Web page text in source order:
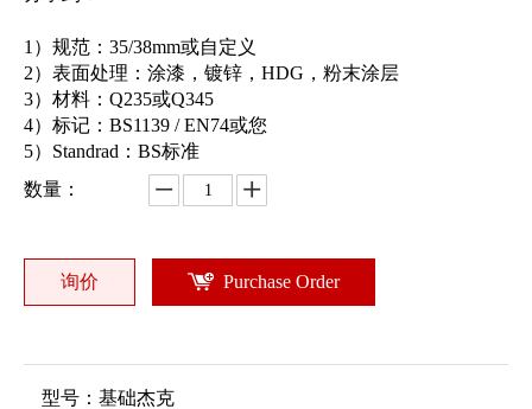
1）规范：35/38mm或自定义
2）表面处理：涂漆，镀锌，HDG，粉末涂层
3）材料：Q235或Q345
4）标记：BS1139 / EN74或您
5）Standrad：BS标准
数量：
询价 Purchase Order
型号： 基础杰克